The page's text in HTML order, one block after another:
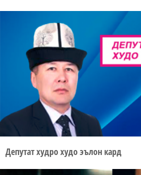
Депутат худро худо эълон кард